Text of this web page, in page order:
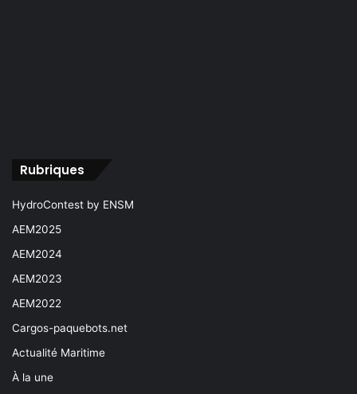
Rubriques
HydroContest by ENSM
AEM2025
AEM2024
AEM2023
AEM2022
Cargos-paquebots.net
Actualité Maritime
À la une